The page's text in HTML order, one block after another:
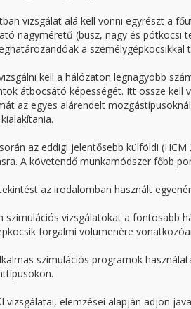
vizsgálat alá kell vonni egyrészt a
nagyméretű (busz, nagy és pótkocsi
a
kell a hálózaton legnagyobb
átbocsátó képességét. Itt össze kell
az egyes alárendelt
az eddigi jelentősebb külföldi
A követendő munkamódszer főbb
az irodalomban használt
szimulációs vizsgálatokat a fontosabb
forgalmi volumenére
szimulációs programok
vizsgálatai, elemzései alapján adjon